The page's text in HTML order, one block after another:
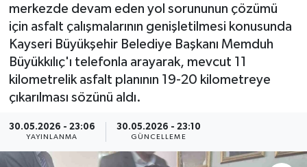
merkezde devam eden yol sorununun çözümü
için asfalt çalışmalarının genişletilmesi konusunda
Kayseri Büyükşehir Belediye Başkanı Memduh
Büyükkılıç'ı telefonla arayarak, mevcut 11
kilometrelik asfalt planının 19-20 kilometreye
çıkarılması sözünü aldı.
30.05.2026 - 23:06
YAYINLANMA
30.05.2026 - 23:10
GÜNCELLEME
Canlı Maç
ÇEVRE
Dış Haberler
Dünya
EĞİTİM